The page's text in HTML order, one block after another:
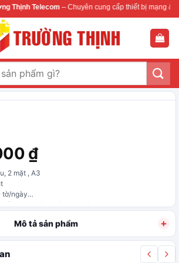
Thịnh Telecom– Chuyên cung cấp thiết bị mạng &
₫
2 mặt , A3
tờ/ngày
tờ, thang nâng công nghiệp
Mô tả sản phẩm